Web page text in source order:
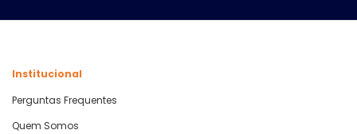
Institucional
Perguntas Frequentes
Quem Somos